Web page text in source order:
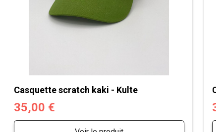
Casquette scratch kaki - Kulte
35,00 €